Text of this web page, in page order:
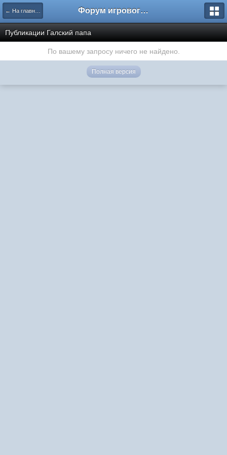
← На главную Форум игрового проекта Riverrise
Публикации Галский папа
По вашему запросу ничего не найдено.
Полная версия